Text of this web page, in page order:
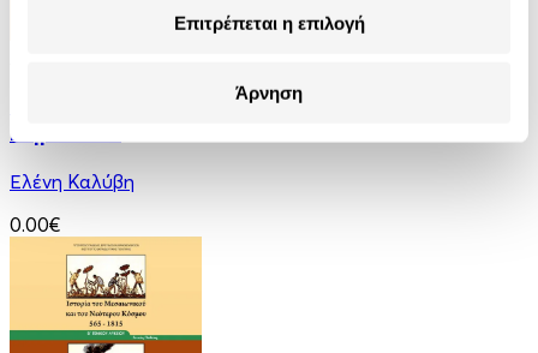
Επιτρέπεται η επιλογή
Άρνηση
Ιστορία - Από τη Μυθολογία στην Ιστορία - Γ'
Δημοτικού
Ελένη Καλύβη
0.00€